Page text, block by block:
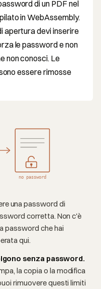
di un PDF nel
in WebAssembly.
apertura devi inserire
le password e non
non conosci. Le
essere rimosse
no password
una password di
corretta. Non c'è
password che hai
qui.
senza password.
la copia o la modifica
rimuovere questi limiti